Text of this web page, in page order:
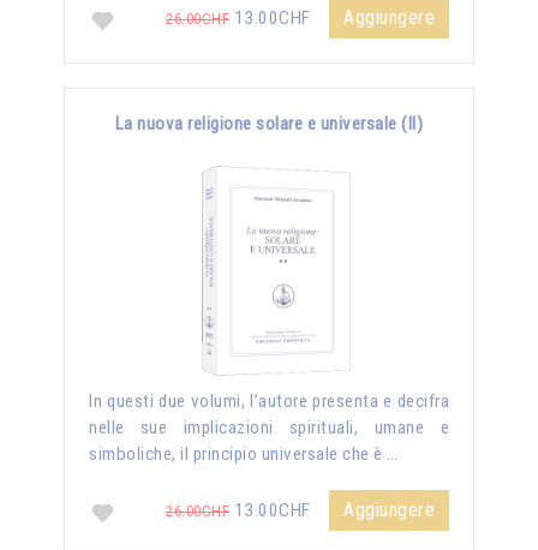
26.00CHF 13.00CHF Aggiungere
La nuova religione solare e universale (II)
In questi due volumi, l’autore presenta e decifra
nelle sue implicazioni spirituali, umane e
simboliche, il principio universale che è …
26.00CHF 13.00CHF Aggiungere